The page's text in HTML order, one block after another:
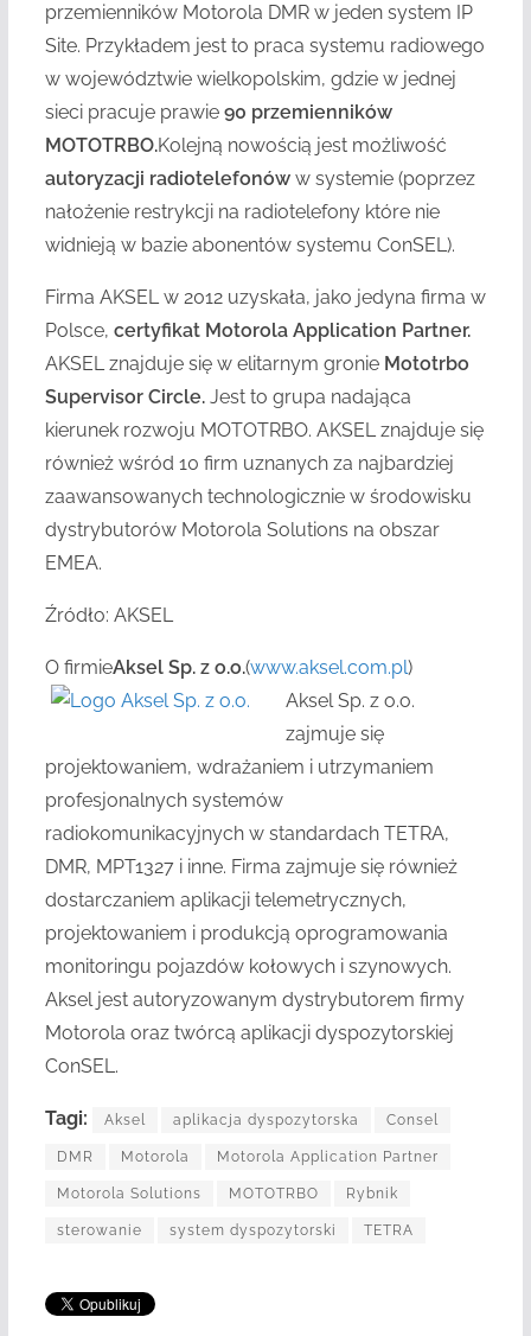
przemienników Motorola DMR w jeden system IP
Site. Przykładem jest to praca systemu radiowego
w województwie wielkopolskim, gdzie w jednej
sieci pracuje prawie 90 przemienników
MOTOTRBO.Kolejną nowością jest możliwość
autoryzacji radiotelefonóww systemie (poprzez
nałożenie restrykcji na radiotelefony które nie
widnieją w bazie abonentów systemu ConSEL).
Firma AKSEL w 2012 uzyskała, jako jedyna firma w
Polsce, certyfikat Motorola Application Partner.
AKSEL znajduje się w elitarnym gronie Mototrbo
Supervisor Circle. Jest to grupa nadająca
kierunek rozwoju MOTOTRBO. AKSEL znajduje się
również wśród 10 firm uznanych za najbardziej
zaawansowanych technologicznie w środowisku
dystrybutorów Motorola Solutions na obszar
EMEA.
Źródło: AKSEL
O firmieAksel Sp. z o.o.(www.aksel.com.pl)
Aksel Sp. z o.o.
zajmuje się
projektowaniem, wdrażaniem i utrzymaniem
profesjonalnych systemów
radiokomunikacyjnych w standardach TETRA,
DMR, MPT1327 i inne. Firma zajmuje się również
dostarczaniem aplikacji telemetrycznych,
projektowaniem i produkcją oprogramowania
monitoringu pojazdów kołowych i szynowych.
Aksel jest autoryzowanym dystrybutorem firmy
Motorola oraz twórcą aplikacji dyspozytorskiej
ConSEL.
Tagi: Aksel aplikacja dyspozytorska Consel
DMR Motorola Motorola Application Partner
Motorola Solutions MOTOTRBO Rybnik
sterowanie system dyspozytorski TETRA